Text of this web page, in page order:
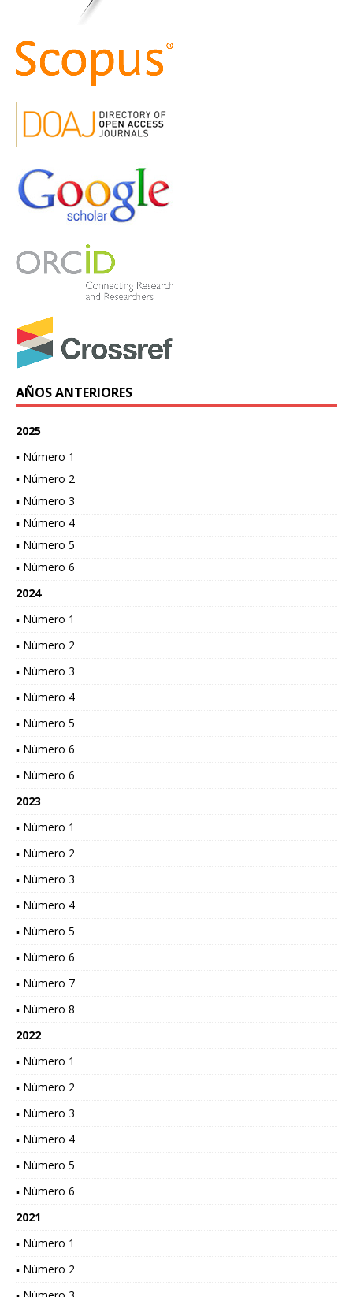
AÑOS ANTERIORES
2025
▪ Número 1
▪ Número 2
▪ Número 3
▪ Número 4
▪ Número 5
▪ Número 6
2024
▪ Número 1
▪ Número 2
▪ Número 3
▪ Número 4
▪ Número 5
▪ Número 6
▪ Número 6
2023
▪ Número 1
▪ Número 2
▪ Número 3
▪ Número 4
▪ Número 5
▪ Número 6
▪ Número 7
▪ Número 8
2022
▪ Número 1
▪ Número 2
▪ Número 3
▪ Número 4
▪ Número 5
▪ Número 6
2021
▪ Número 1
▪ Número 2